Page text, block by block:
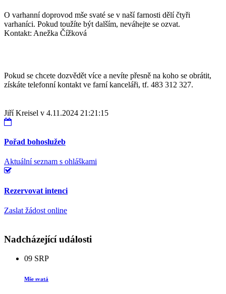
O varhanní doprovod mše svaté se v naší farnosti dělí čtyři
varhaníci. Pokud toužíte být dalším, neváhejte se ozvat.
Kontakt: Anežka Čížková
Pokud se chcete dozvědět více a nevíte přesně na koho se obrátit,
získáte telefonní kontakt ve farní kanceláři, tf. 483 312 327.
Jiří Kreisel v 4.11.2024 21:21:15
Pořad bohoslužeb
Aktuální seznam s ohláškami
Rezervovat intenci
Zaslat žádost online
Nadcházející události
09 SRP
Mše svatá